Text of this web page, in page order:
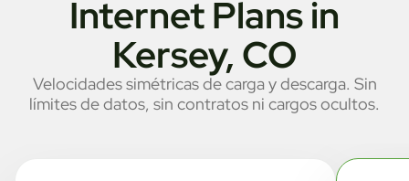
Internet Plans in
Kersey, CO
Velocidades simétricas de carga y descarga. Sin
límites de datos, sin contratos ni cargos ocultos.